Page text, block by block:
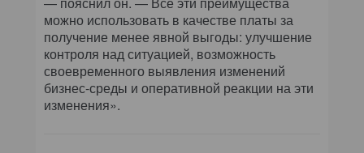
можно использовать в качестве платы за
получение менее явной выгоды: улучшение
контроля над ситуацией, возможность
своевременного выявления изменений
бизнес-среды и оперативной реакции на эти
изменения».